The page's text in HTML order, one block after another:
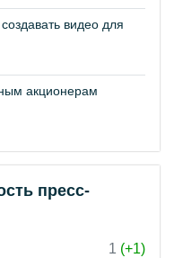
видео для
акционерам
пресс-
1 (+1)